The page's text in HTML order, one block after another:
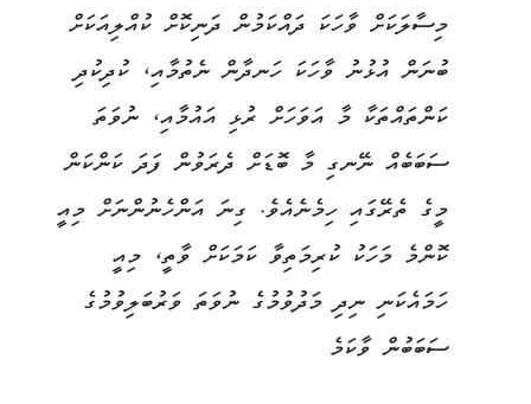
މިސާލަކަށް ވާހަކަ ދައްކަމުން ދަނިކޮށް ކުއްލިއަކަށް
ބުނަން އުޅުނު ވާހަކަ ހަނދާން ނެތުމާއި، ކުދިކުދި
ކަންތައްތަކާ މާ އަވަހަށް ރުޅި އައުމާއި، ނުވަތަ
ސަބަބެއް ނޭނގި މާ ބޮޑަށް ދެރަވުން ފަދަ ކަންކަން
މީގެ ތެރޭގައި ހިމެނެއެވެ. ގިނަ އަންހެނުންނަށް މިއީ
ކޮންމެ މަހަކު ކުރިމަތިވާ ކަމަކަށް ވާތީ، މިއީ
ހަމައެކަނި ނިދި މަދުވުމުގެ ނުވަތަ ވަރުބަލިވުމުގެ
ސަބަބުން ވާކަމެ